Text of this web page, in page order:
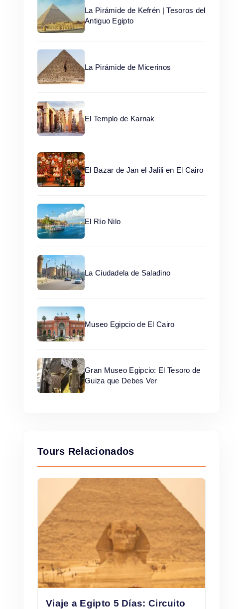
La Pirámide de Kefrén | Tesoros del
Antiguo Egipto
La Pirámide de Micerinos
El Templo de Karnak
El Bazar de Jan el Jalili en El Cairo
El Río Nilo
La Ciudadela de Saladino
Museo Egipcio de El Cairo
Gran Museo Egipcio: El Tesoro de
Guiza que Debes Ver
Tours Relacionados
Viaje a Egipto 5 Días: Circuito